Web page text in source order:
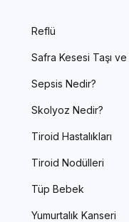
Reflü
Safra Kesesi Taşı
Sepsis Nedir?
Skolyoz Nedir?
Tiroid Hastalıkları
Tiroid Nodülleri
Tüp Bebek
Yumurtalık Kanseri